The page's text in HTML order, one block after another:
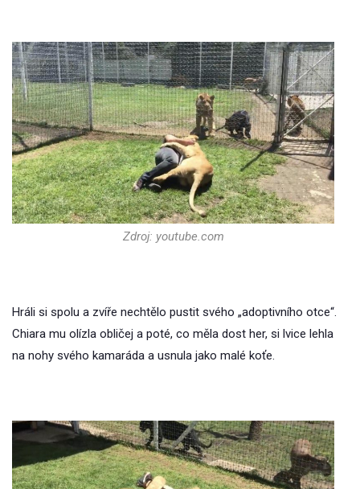
Zdroj: youtube.com
Hráli si spolu a zvíře nechtělo pustit svého „adoptivního otce“.
Chiara mu olízla obličej a poté, co měla dost her, si lvice lehla
na nohy svého kamaráda a usnula jako malé koťe.